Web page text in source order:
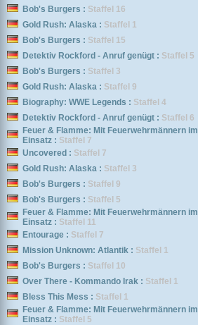
Bob's Burgers : Staffel 16
Gold Rush: Alaska : Staffel 1
Bob's Burgers : Staffel 15
Detektiv Rockford - Anruf genügt : Staffel 5
Bob's Burgers : Staffel 3
Gold Rush: Alaska : Staffel 9
Biography: WWE Legends : Staffel 4
Detektiv Rockford - Anruf genügt : Staffel 6
Feuer & Flamme: Mit Feuerwehrmännern im
Einsatz : Staffel 7
Uncovered : Staffel 7
Gold Rush: Alaska : Staffel 3
Bob's Burgers : Staffel 9
Bob's Burgers : Staffel 5
Feuer & Flamme: Mit Feuerwehrmännern im
Einsatz : Staffel 11
Entourage : Staffel 7
Mission Unknown: Atlantik : Staffel 1
Bob's Burgers : Staffel 10
Over There - Kommando Irak : Staffel 1
Bless This Mess : Staffel 1
Feuer & Flamme: Mit Feuerwehrmännern im
Einsatz : Staffel 5